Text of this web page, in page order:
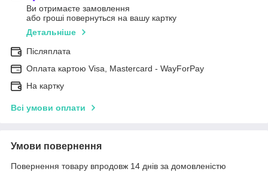
Ви отримаєте замовлення
або гроші повернуться на вашу картку
Детальніше
Післяплата
Оплата картою Visa, Mastercard - WayForPay
На картку
Всі умови оплати
Умови повернення
Повернення товару впродовж 14 днів за домовленістю